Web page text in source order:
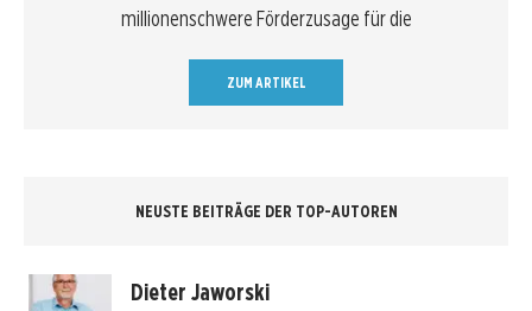
millionenschwere Förderzusage für die
ZUM ARTIKEL
NEUSTE BEITRÄGE DER TOP-AUTOREN
Dieter Jaworski